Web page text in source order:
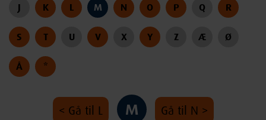
J K L M N O P Q R
S T U V X Y Z Æ Ø
Å *
< Gå til L M Gå til N >